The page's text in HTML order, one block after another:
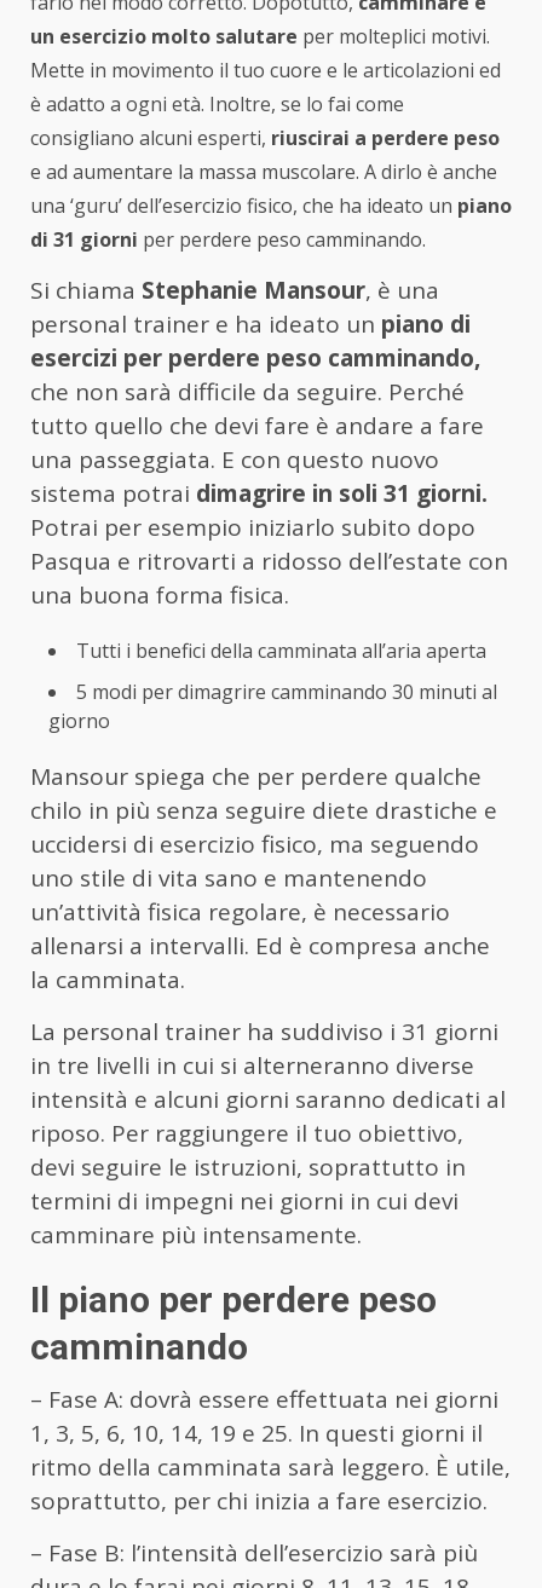
un esercizio molto salutare per molteplici motivi.
Mette in movimento il tuo cuore e le articolazioni ed
è adatto a ogni età. Inoltre, se lo fai come
consigliano alcuni esperti, riuscirai a perdere peso
e ad aumentare la massa muscolare. A dirlo è anche
una ‘guru’ dell’esercizio fisico, che ha ideato un piano
di 31 giorni per perdere peso camminando.
Si chiama Stephanie Mansour, è una
personal trainer e ha ideato un piano di
esercizi per perdere peso camminando,
che non sarà difficile da seguire. Perché
tutto quello che devi fare è andare a fare
una passeggiata. E con questo nuovo
sistema potrai dimagrire in soli 31 giorni.
Potrai per esempio iniziarlo subito dopo
Pasqua e ritrovarti a ridosso dell’estate con
una buona forma fisica.
Tutti i benefici della camminata all’aria aperta
5 modi per dimagrire camminando 30 minuti al
giorno
Mansour spiega che per perdere qualche
chilo in più senza seguire diete drastiche e
uccidersi di esercizio fisico, ma seguendo
uno stile di vita sano e mantenendo
un’attività fisica regolare, è necessario
allenarsi a intervalli. Ed è compresa anche
la camminata.
La personal trainer ha suddiviso i 31 giorni
in tre livelli in cui si alterneranno diverse
intensità e alcuni giorni saranno dedicati al
riposo. Per raggiungere il tuo obiettivo,
devi seguire le istruzioni, soprattutto in
termini di impegni nei giorni in cui devi
camminare più intensamente.
Il piano per perdere peso
camminando
– Fase A: dovrà essere effettuata nei giorni
1, 3, 5, 6, 10, 14, 19 e 25. In questi giorni il
ritmo della camminata sarà leggero. È utile,
soprattutto, per chi inizia a fare esercizio.
– Fase B: l’intensità dell’esercizio sarà più